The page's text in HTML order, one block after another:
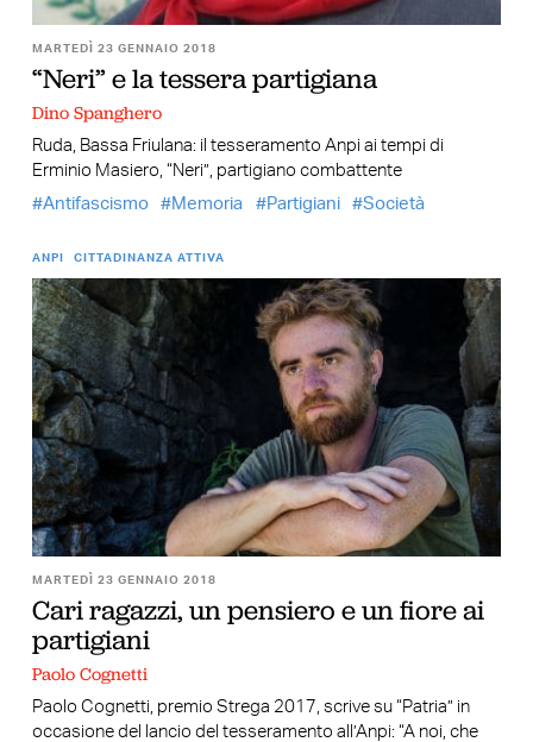
MARTEDÌ 23 GENNAIO 2018
“Neri” e la tessera partigiana
Dino Spanghero
Ruda, Bassa Friulana: il tesseramento Anpi ai tempi di
Erminio Masiero, “Neri”, partigiano combattente
Antifascismo
Memoria Partigiani Società
ANPI CITTADINANZA ATTIVA
MARTEDÌ 23 GENNAIO 2018
Cari ragazzi, un pensiero e un fiore ai
partigiani
Paolo Cognetti
Paolo Cognetti, premio Strega 2017, scrive su “Patria” in
occasione del lancio del tesseramento all’Anpi: “A noi, che